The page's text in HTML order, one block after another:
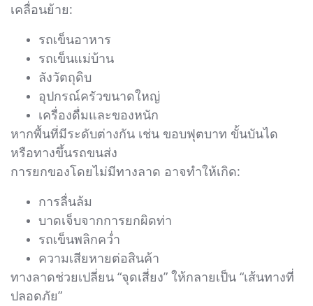
เคลื่อนย้าย:
รถเข็นอาหาร
รถเข็นแม่บ้าน
ลังวัตถุดิบ
อุปกรณ์ครัวขนาดใหญ่
เครื่องดื่มและของหนัก
หากพื้นที่มีระดับต่างกัน เช่น ขอบฟุตบาท ขั้นบันได
หรือทางขึ้นรถขนส่ง
การยกของโดยไม่มีทางลาด อาจทำให้เกิด:
การลื่นล้ม
บาดเจ็บจากการยกผิดท่า
รถเข็นพลิกคว่ำ
ความเสียหายต่อสินค้า
ทางลาดช่วยเปลี่ยน “จุดเสี่ยง” ให้กลายเป็น “เส้นทางที่
ปลอดภัย”